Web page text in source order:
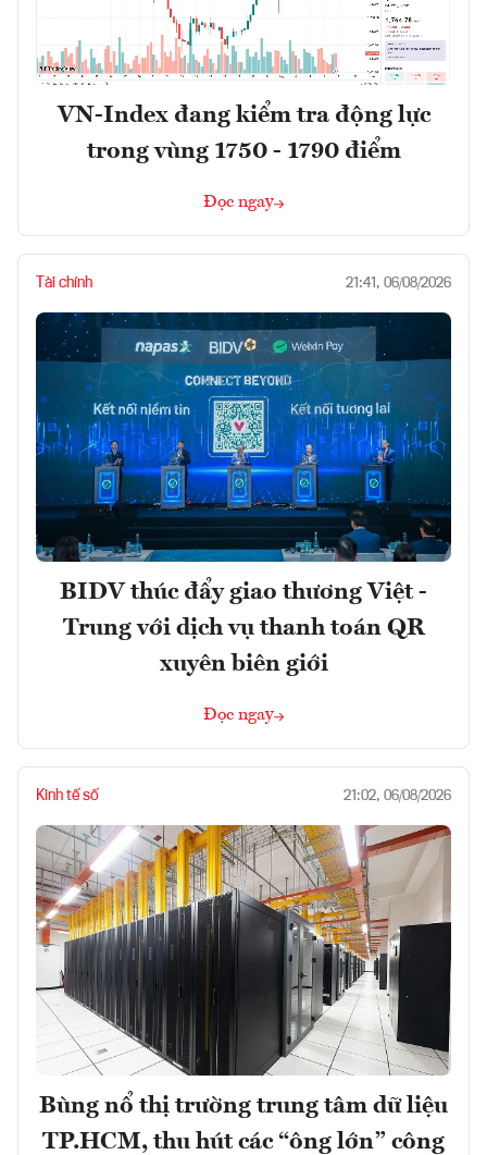
VN-Index đang kiểm tra động lực
trong vùng 1750 - 1790 điểm
Đọc ngay
Tài chính 21:41, 06/08/2026
BIDV thúc đẩy giao thương Việt -
Trung với dịch vụ thanh toán QR
xuyên biên giới
Đọc ngay
Kinh tế số 21:02, 06/08/2026
Bùng nổ thị trường trung tâm dữ liệu
TP.HCM, thu hút các “ông lớn” công